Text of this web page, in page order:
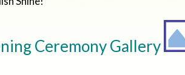
Ceremony Gallery